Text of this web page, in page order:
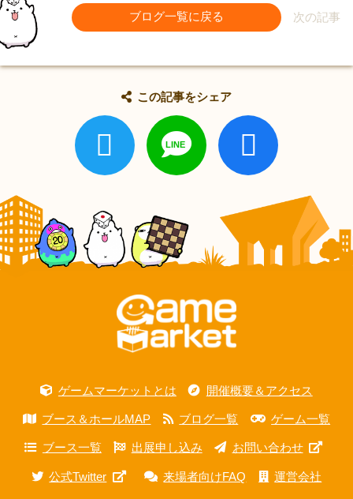
ブログ一覧に戻る 次の記事
この記事をシェア
ゲームマーケットとは 開催概要＆アクセス
ブース＆ホールMAP ブログ一覧 ゲーム一覧
ブース一覧 出展申し込み お問い合わせ
公式Twitter 来場者向けFAQ 運営会社